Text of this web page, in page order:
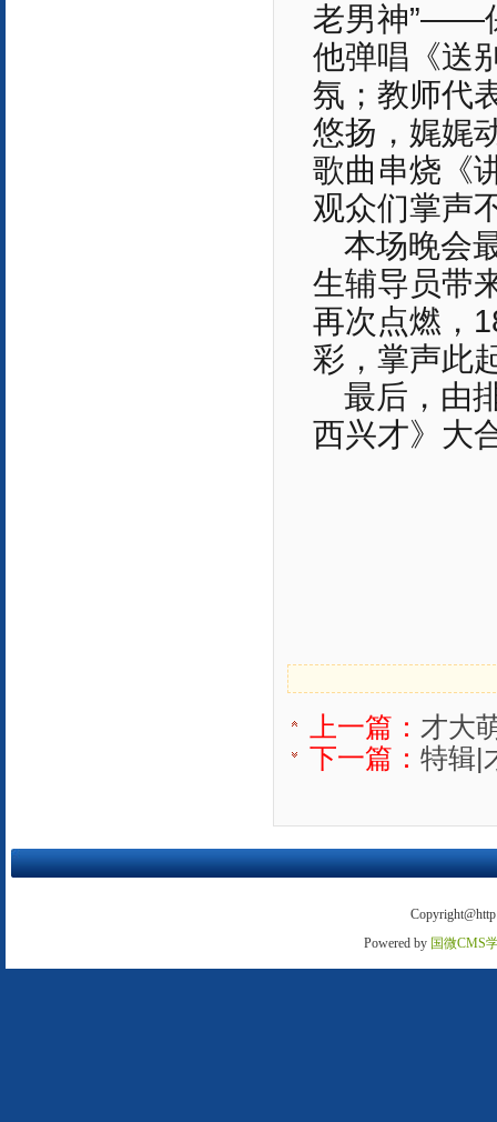
老男神”——
他弹唱《送
氛；教师代
悠扬，娓娓
歌曲串烧《
观众们掌声
本场晚会
生辅导员带
再次点燃，
彩，掌声此
最后，由
西兴才》大
上一篇： 才大
下一篇： 特辑|
Powered by 国微CMS